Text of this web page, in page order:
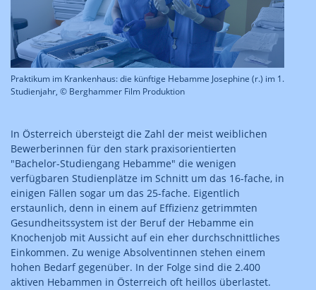
Praktikum im Krankenhaus: die künftige Hebamme Josephine (r.) im 1.
Studienjahr, © Berghammer Film Produktion
In Österreich übersteigt die Zahl der meist weiblichen
Bewerberinnen für den stark praxisorientierten
"Bachelor-Studiengang Hebamme" die wenigen
verfügbaren Studienplätze im Schnitt um das 16-fache, in
einigen Fällen sogar um das 25-fache. Eigentlich
erstaunlich, denn in einem auf Effizienz getrimmten
Gesundheitssystem ist der Beruf der Hebamme ein
Knochenjob mit Aussicht auf ein eher durchschnittliches
Einkommen. Zu wenige Absolventinnen stehen einem
hohen Bedarf gegenüber. In der Folge sind die 2.400
aktiven Hebammen in Österreich oft heillos überlastet.